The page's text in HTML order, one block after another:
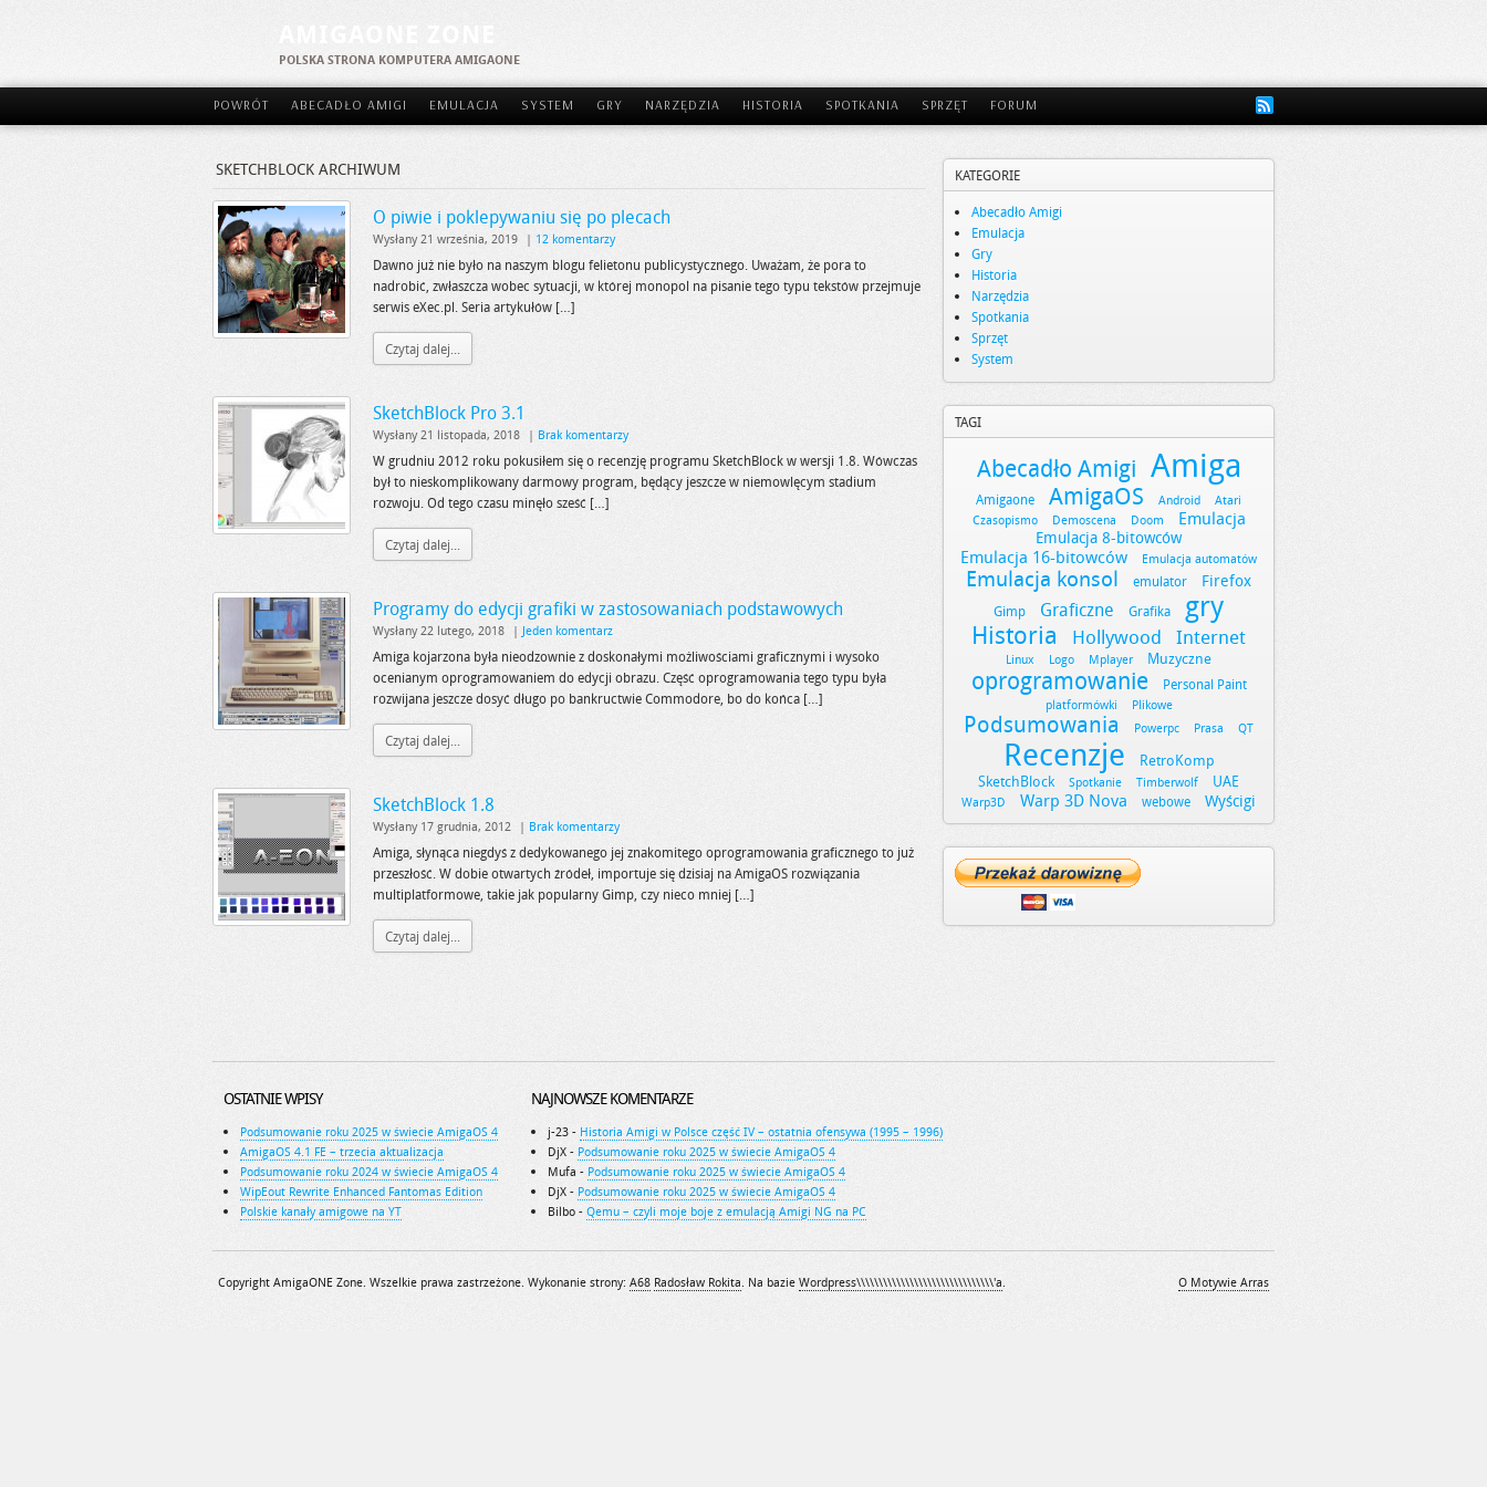
POLSKA STRONA KOMPUTERA AMIGAONE
POWRÓT ABECADŁO AMIGI EMULACJA SYSTEM GRY NARZĘDZIA HISTORIA SPOTKANIA SPRZĘT FORUM
SKETCHBLOCK ARCHIWUM
O piwie i poklepywaniu się po plecach
Wysłany 21 września, 2019 | 12 komentarzy
Dawno już nie było na naszym blogu felietonu publicystycznego. Uważam, że pora to
nadrobić, zwłaszcza wobec sytuacji, w której monopol na pisanie tego typu tekstów przejmuje
serwis eXec.pl. Seria artykułów […]
Czytaj dalej...
SketchBlock Pro 3.1
Wysłany 21 listopada, 2018 | Brak komentarzy
W grudniu 2012 roku pokusiłem się o recenzję programu SketchBlock w wersji 1.8. Wówczas
był to nieskomplikowany darmowy program, będący jeszcze w niemowlęcym stadium
rozwoju. Od tego czasu minęło sześć […]
Czytaj dalej...
Programy do edycji grafiki w zastosowaniach podstawowych
Wysłany 22 lutego, 2018 | Jeden komentarz
Amiga kojarzona była nieodzownie z doskonałymi możliwościami graficznymi i wysoko
ocenianym oprogramowaniem do edycji obrazu. Część oprogramowania tego typu była
rozwijana jeszcze dosyć długo po bankructwie Commodore, bo do końca […]
Czytaj dalej...
SketchBlock 1.8
Wysłany 17 grudnia, 2012 | Brak komentarzy
Amiga, słynąca niegdyś z dedykowanego jej znakomitego oprogramowania graficznego to już
przeszłość. W dobie otwartych źródeł, importuje się dzisiaj na AmigaOS rozwiązania
multiplatformowe, takie jak popularny Gimp, czy nieco mniej […]
Czytaj dalej...
KATEGORIE
Abecadło Amigi
Emulacja
Gry
Historia
Narzędzia
Spotkania
Sprzęt
System
TAGI
Abecadło Amigi Amiga
Amigaone AmigaOS Android
Atari
Czasopismo
Demoscena Doom Emulacja
Emulacja 8-bitowców
Emulacja 16-bitowców Emulacja automatów
Emulacja konsol emulator Firefox
Gimp Graficzne Grafika gry
Historia Hollywood Internet
Linux Logo Mplayer Muzyczne
oprogramowanie Personal Paint
platformówki Plikowe
Podsumowania Powerpc Prasa QT
Recenzje
RetroKomp
SketchBlock
Spotkanie Timberwolf UAE
Warp3D Warp 3D Nova webowe Wyścigi
OSTATNIE WPISY
Podsumowanie roku 2025 w świecie AmigaOS 4
AmigaOS 4.1 FE – trzecia aktualizacja
Podsumowanie roku 2024 w świecie AmigaOS 4
WipEout Rewrite Enhanced Fantomas Edition
Polskie kanały amigowe na YT
NAJNOWSZE KOMENTARZE
j-23 - Historia Amigi w Polsce część IV – ostatnia ofensywa (1995 – 1996)
DjX - Podsumowanie roku 2025 w świecie AmigaOS 4
Mufa - Podsumowanie roku 2025 w świecie AmigaOS 4
DjX - Podsumowanie roku 2025 w świecie AmigaOS 4
Bilbo - Qemu – czyli moje boje z emulacją Amigi NG na PC
O Motywie Arras
Copyright AmigaONE Zone. Wszelkie prawa zastrzeżone. Wykonanie strony: A68 Radosław Rokita. Na bazie Wordpress\\\\\\\\\\\\\\\\\\\\\\\\\\\\\\\'a.